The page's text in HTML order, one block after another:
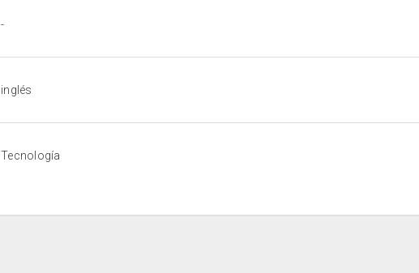
-
inglés
Tecnología